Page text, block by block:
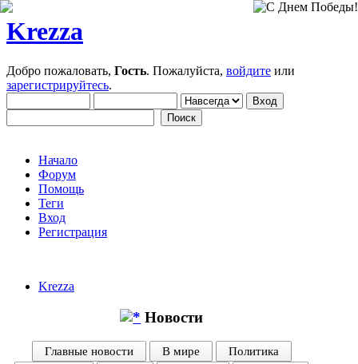
Krezza
Добро пожаловать, Гость. Пожалуйста, войдите или
зарегистрируйтесь.
Начало
Форум
Помощь
Теги
Вход
Регистрация
Krezza
Новости
Главные новости В мире
Политика